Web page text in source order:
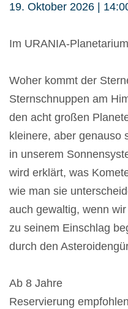
19. Oktober 2026 |
Im URANIA-
Woher kommt der
Sternschnuppen am
den acht großen
kleinere, aber genauso
in unserem
wird erklärt, was
wie man sie
auch gewaltig, wenn
zu seinem Einschlag
durch den
Ab 8 Jahre
Reservierung